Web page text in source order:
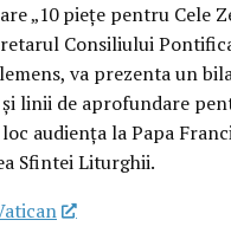
„10 pieţe pentru Cele
Consiliului
va prezenta un
linii de aprofundare
loc audienţa la Papa
Sfintei Liturghii.